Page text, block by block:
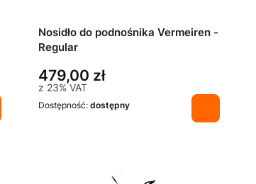
Nosidło do podnośnika Vermeiren -
Regular
479,00 zł
z 23%VAT
Dostępność: dostępny